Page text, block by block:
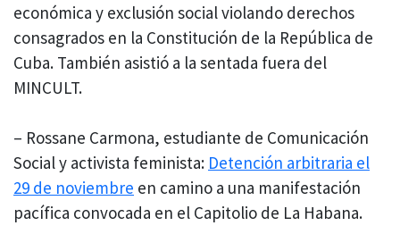
económica y exclusión social violando derechos
consagrados en la Constitución de la República de
Cuba. También asistió a la sentada fuera del
MINCULT.
– Rossane Carmona, estudiante de Comunicación
Social y activista feminista: Detención arbitraria el
29 de noviembre en camino a una manifestación
pacífica convocada en el Capitolio de La Habana.